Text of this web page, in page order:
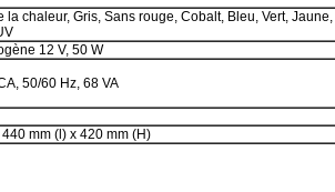
la chaleur, Gris, Sans rouge, Cobalt, Bleu, Vert, Jaune,
12 V, 50 W
50/60 Hz, 68 VA
mm (l) x 420 mm (H)